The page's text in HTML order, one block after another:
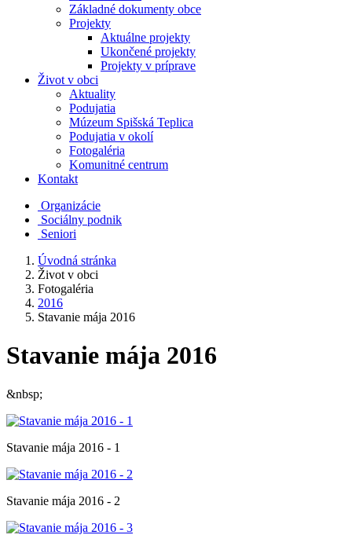
Základné dokumenty obce
Projekty
Aktuálne projekty
Ukončené projekty
Projekty v príprave
Život v obci
Aktuality
Podujatia
Múzeum Spišská Teplica
Podujatia v okolí
Fotogaléria
Komunitné centrum
Kontakt
Organizácie
Sociálny podnik
Seniori
Úvodná stránka
Život v obci
Fotogaléria
2016
Stavanie mája 2016
Stavanie mája 2016
&nbsp;
Stavanie mája 2016 - 1
Stavanie mája 2016 - 2